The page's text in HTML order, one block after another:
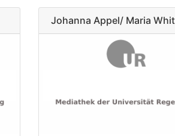
Johanna Appel/ Maria